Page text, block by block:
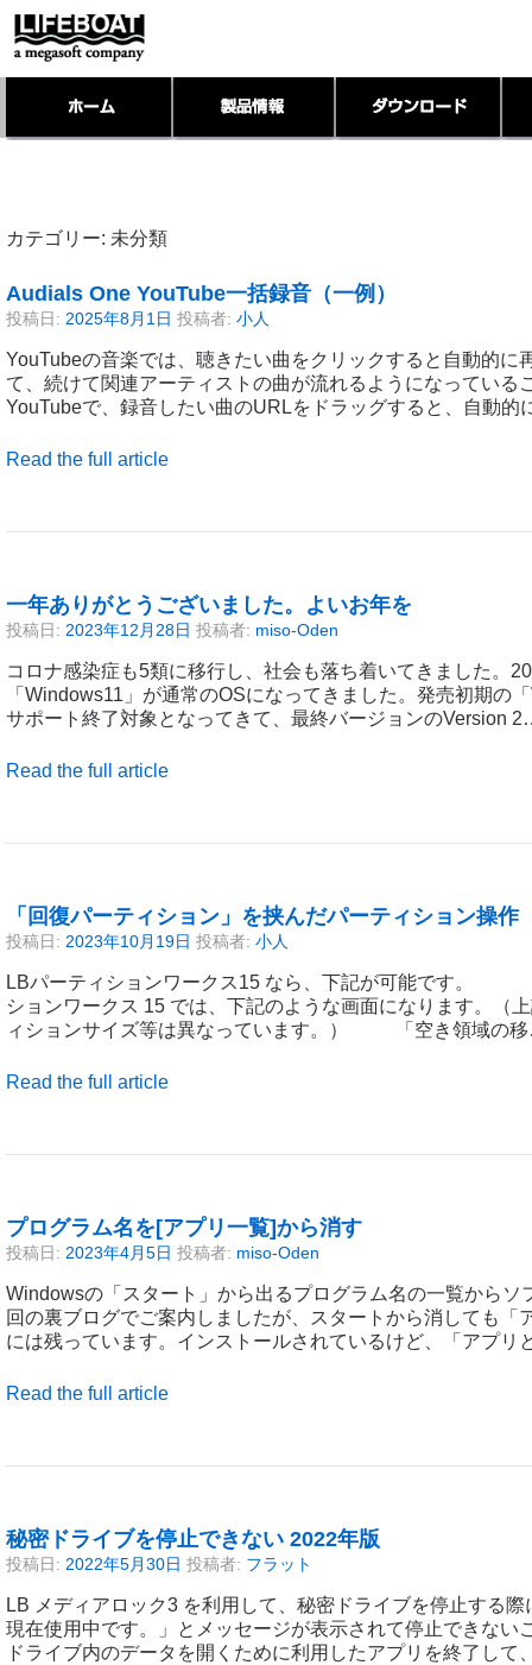
カテゴリー: 未分類
Audials One YouTube一括録音（一例）
投稿日: 2025年8月1日 投稿者: 小人
YouTubeの音楽では、聴きたい曲をクリックすると自動的に
て、続けて関連アーティストの曲が流れるようになっている
YouTubeで、録音したい曲のURLをドラッグすると、自動的
Read the full article
一年ありがとうございました。よいお年を
投稿日: 2023年12月28日 投稿者: miso-Oden
コロナ感染症も5類に移行し、社会も落ち着いてきました。
「Windows11」が通常のOSになってきました。発売初期の
サポート終了対象となってきて、最終バージョンのVersion
Read the full article
「回復パーティション」を挟んだパーティション操作
投稿日: 2023年10月19日 投稿者: 小人
LBパーティションワークス15 なら、下記が可能
ションワークス 15 では、下記のような画面になります。（
ィションサイズ等は異なっています。） 「空き領域の
Read the full article
プログラム名を[アプリ一覧]から消す
投稿日: 2023年4月5日 投稿者: miso-Oden
Windowsの「スタート」から出るプログラム名の一覧からソ
回の裏ブログでご案内しましたが、スタートから消しても「
には残っています。インストールされているけど、「アプリ
Read the full article
秘密ドライブを停止できない 2022年版
投稿日: 2022年5月30日 投稿者: フラット
LB メディアロック3 を利用して、秘密ドライブを停止する
現在使用中です。」とメッセージが表示されて停止できない
ドライブ内のデータを開くために利用したアプリを終了し